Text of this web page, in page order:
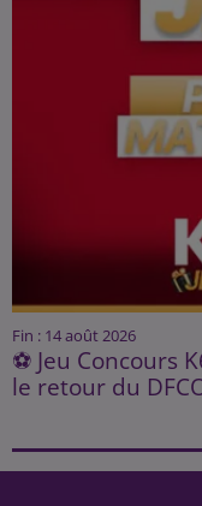
Fin : 14 août 2026
⚽ Jeu Concours
le retour du